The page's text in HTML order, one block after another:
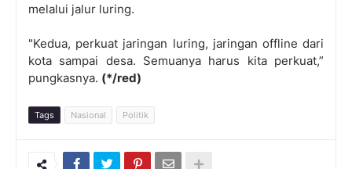
melalui jalur luring.
"Kedua, perkuat jaringan luring, jaringan offline dari
kota sampai desa. Semuanya harus kita perkuat,”
pungkasnya. (*/red)
Tags Nasional Politik